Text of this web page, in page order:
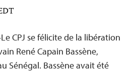
CPJ se félicite de la libération
René Capain Bassène,
Sénégal. Bassène avait été